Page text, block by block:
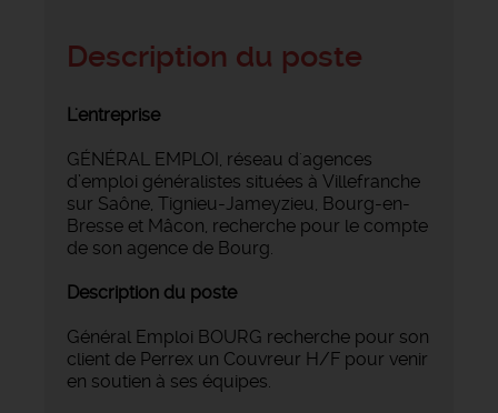
Description du poste
L'entreprise
GÉNÉRAL EMPLOI, réseau d'agences
d’emploi généralistes situées à Villefranche
sur Saône, Tignieu-Jameyzieu, Bourg-en-
Bresse et Mâcon, recherche pour le compte
de son agence de Bourg.
Description du poste
Général Emploi BOURG recherche pour son
client de Perrex un Couvreur H/F pour venir
en soutien à ses équipes.